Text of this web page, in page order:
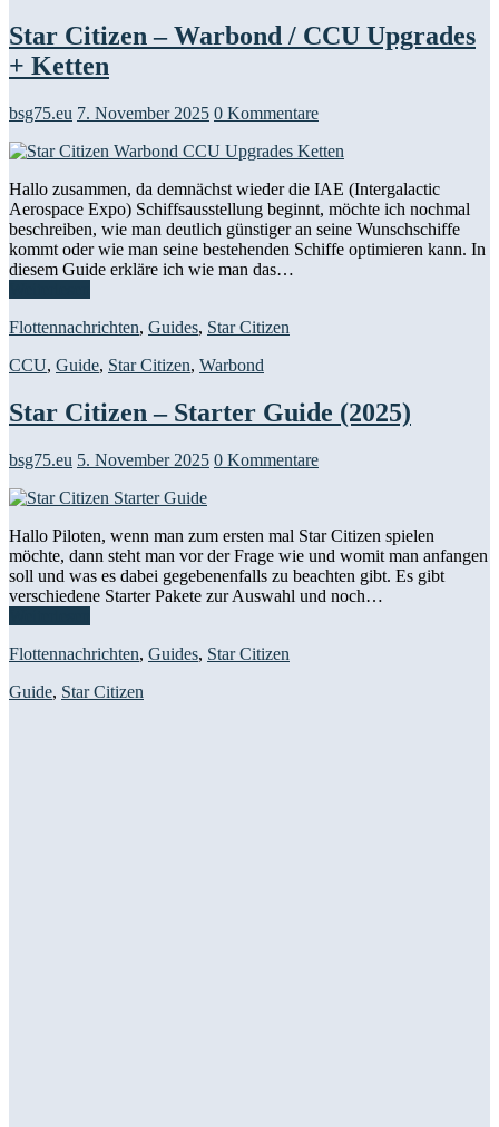
Star Citizen – Warbond / CCU Upgrades
+ Ketten
bsg75.eu 7. November 2025 0 Kommentare
Hallo zusammen, da demnächst wieder die IAE (Intergalactic
Aerospace Expo) Schiffsausstellung beginnt, möchte ich nochmal
beschreiben, wie man deutlich günstiger an seine Wunschschiffe
kommt oder wie man seine bestehenden Schiffe optimieren kann. In
diesem Guide erkläre ich wie man das…
Flottennachrichten, Guides, Star Citizen
CCU, Guide, Star Citizen, Warbond
Star Citizen – Starter Guide (2025)
bsg75.eu 5. November 2025 0 Kommentare
Hallo Piloten, wenn man zum ersten mal Star Citizen spielen
möchte, dann steht man vor der Frage wie und womit man anfangen
soll und was es dabei gegebenenfalls zu beachten gibt. Es gibt
verschiedene Starter Pakete zur Auswahl und noch…
Flottennachrichten, Guides, Star Citizen
Guide, Star Citizen